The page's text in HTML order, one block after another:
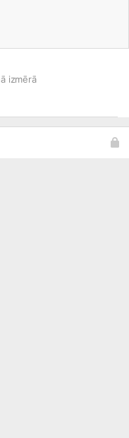
izmērā